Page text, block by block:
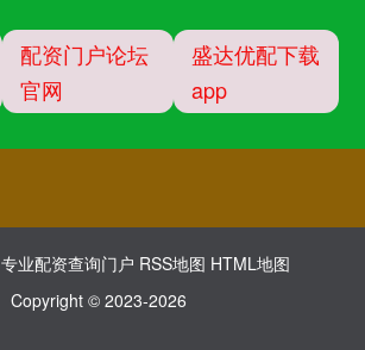
配资门户论坛
官网
盛达优配下载
app
专业配资查询门户 RSS地图 HTML地图
Copyright © 2023-2026